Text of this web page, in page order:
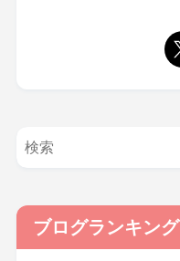
ブログランキング